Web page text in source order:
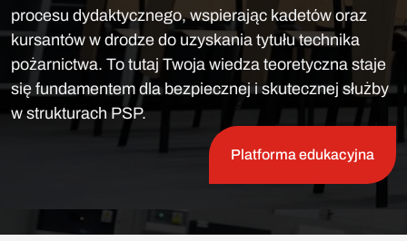
procesu dydaktycznego, wspierając kadetów oraz
kursantów w drodze do uzyskania tytułu technika
pożarnictwa. To tutaj Twoja wiedza teoretyczna staje
się fundamentem dla bezpiecznej i skutecznej służby
w strukturach PSP.
Platforma edukacyjna